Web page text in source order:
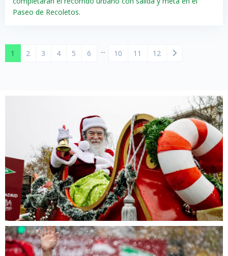
Paseo de Recoletos.
1 2 3 4 5 6 ... 10 11 12